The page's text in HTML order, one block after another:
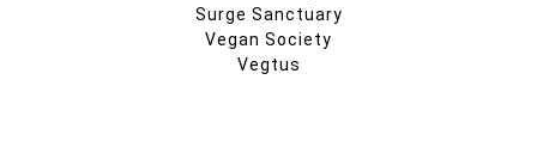
Surge Sanctuary
Vegan Society
Vegtus